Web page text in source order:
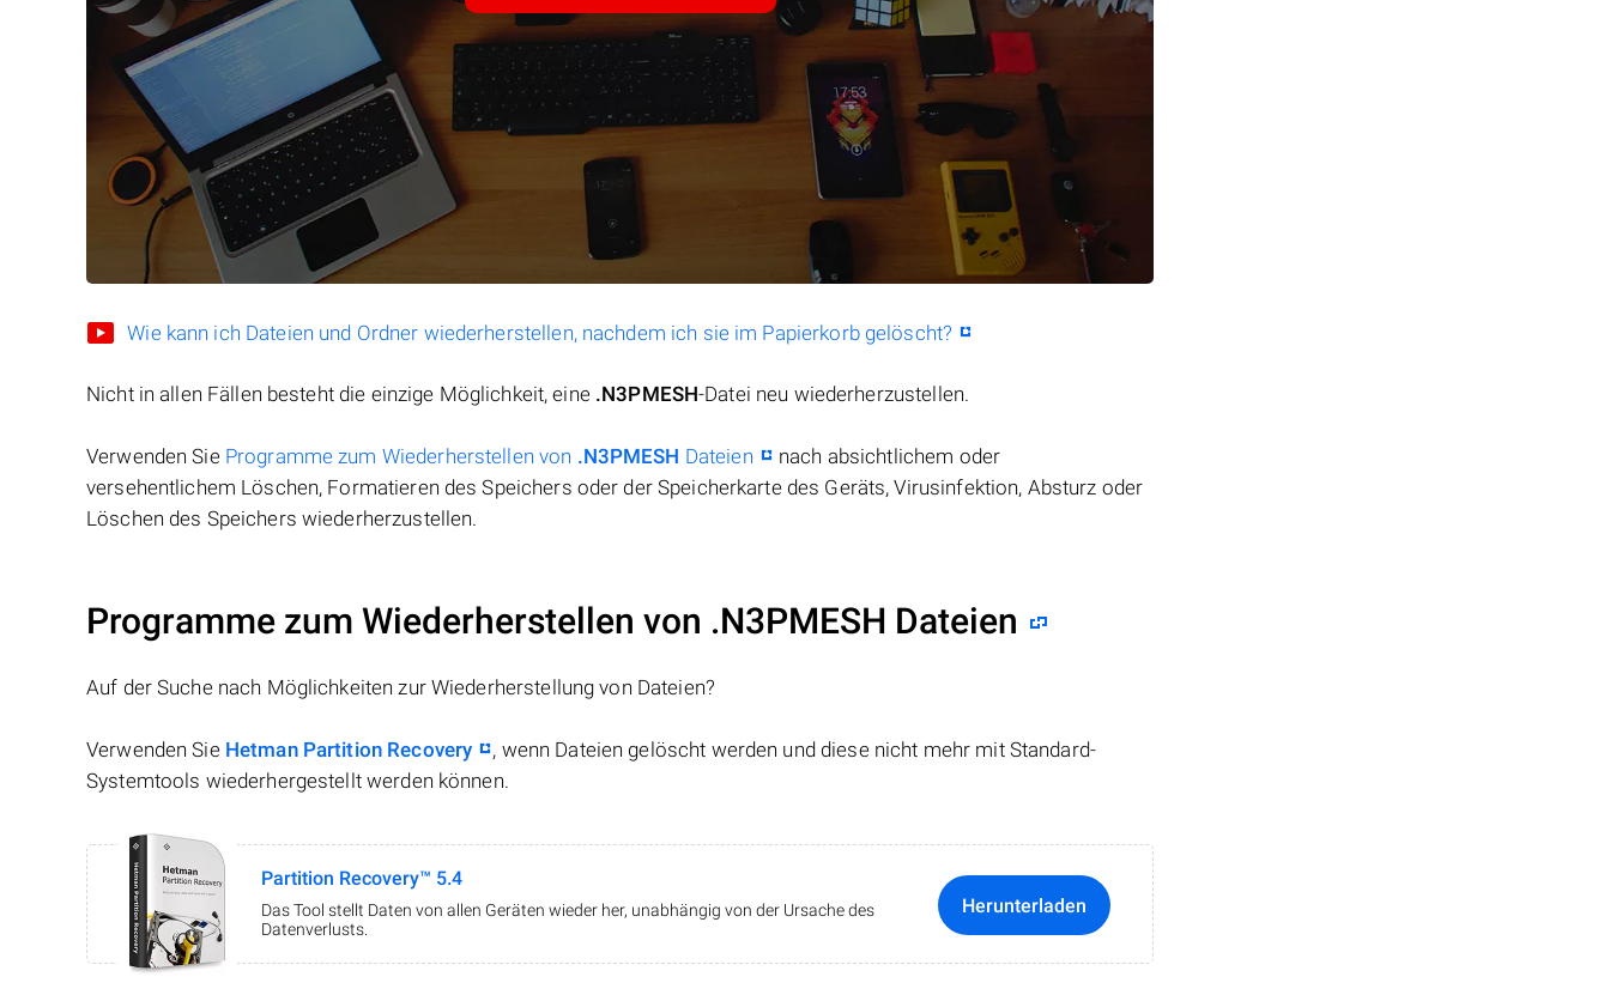
Wie kann ich Dateien und Ordner wiederherstellen, nachdem ich sie im Papierkorb gelöscht?
Nicht in allen Fällen besteht die einzige Möglichkeit, eine .N3PMESH-Datei neu wiederherzustellen.
Verwenden Sie Programme zum Wiederherstellen von .N3PMESH Dateien
nach absichtlichem oder
versehentlichem Löschen, Formatieren des Speichers oder der Speicherkarte des Geräts, Virusinfektion, Absturz oder
Löschen des Speichers wiederherzustellen.
Programme zum Wiederherstellen von .N3PMESH Dateien
Auf der Suche nach Möglichkeiten zur Wiederherstellung von Dateien?
Verwenden Sie Hetman Partition Recovery
, wenn Dateien gelöscht werden und diese nicht mehr mit Standard-
Systemtools wiederhergestellt werden können.
Partition Recovery™ 5.4
Das Tool stellt Daten von allen Geräten wieder her, unabhängig von der Ursache des
Datenverlusts.
Herunterladen